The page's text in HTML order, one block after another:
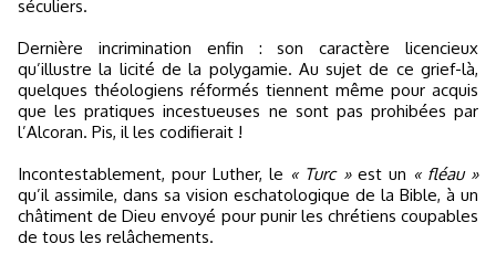
séculiers.
Dernière incrimination enfin : son caractère licencieux
qu’illustre la licité de la polygamie. Au sujet de ce grief-là,
quelques théologiens réformés tiennent même pour acquis
que les pratiques incestueuses ne sont pas prohibées par
l’Alcoran. Pis, il les codifierait !
Incontestablement, pour Luther, le « Turc »est un « fléau »
qu’il assimile, dans sa vision eschatologique de la Bible, à un
châtiment de Dieu envoyé pour punir les chrétiens coupables
de tous les relâchements.